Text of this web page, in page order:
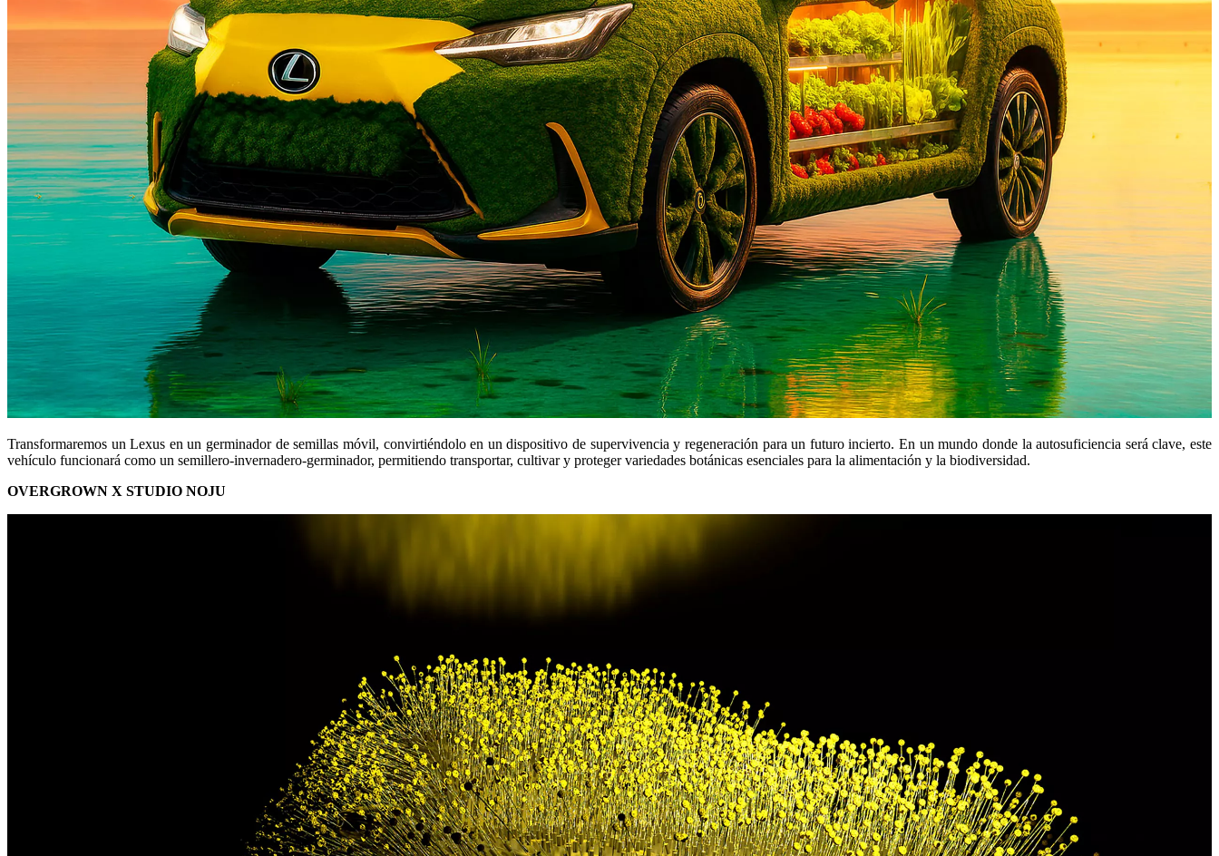
Transformaremos un Lexus en un germinador de semillas móvil, convirtiéndolo en un dispositivo de supervivencia y regeneración para un futuro incierto. En un mundo donde la autosuficiencia será clave, este
vehículo funcionará como un semillero-invernadero-germinador, permitiendo transportar, cultivar y proteger variedades botánicas esenciales para la alimentación y la biodiversidad.
OVERGROWN X STUDIO NOJU